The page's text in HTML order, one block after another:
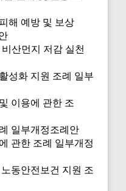
해 예방 및 보상
산먼지 저감 실천
성화 지원 조례 일부
이용에 관한 조
일부개정조례안
관한 조례 일부개정
동안전보건 지원 조